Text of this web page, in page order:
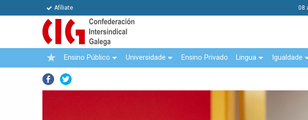
Afíliate 08
Ensino Público Universidade Ensino Privado Lingua Igualdade
Facebook